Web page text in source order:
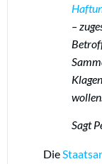
–
Sagt
Die